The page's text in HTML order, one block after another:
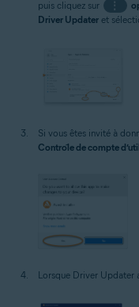
puis cliquez sur
⋮
Driver Updater et
Si vous êtes invité à
Contrôle de compte
Lorsque Driver Updater